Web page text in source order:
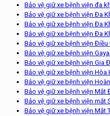
Bảo vệ giữ xe bệnh viện đa
Bảo vệ giữ xe bệnh viện Đa
Bảo vệ giữ xe bệnh viện Đa
Bảo vệ giữ xe bệnh viện Đa
Bảo vệ giữ xe bệnh viện
Bảo vệ giữ xe bệnh viện
Bảo vệ giữ xe bệnh viện Gia
Bảo vệ giữ xe bệnh viện Hòa
Bảo vệ giữ xe bệnh viện
Bảo vệ giữ xe bệnh viện Mắt
Bảo vệ giữ xe bệnh viện mắt
Bảo vệ giữ xe bệnh viện Mắt